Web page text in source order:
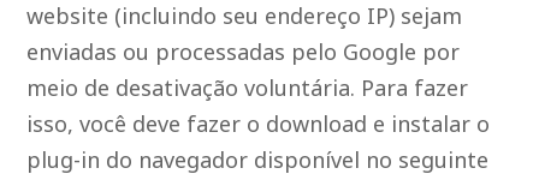
website (incluindo seu endereço IP) sejam
enviadas ou processadas pelo Google por
meio de desativação voluntária. Para fazer
isso, você deve fazer o download e instalar o
plug-in do navegador disponível no seguinte